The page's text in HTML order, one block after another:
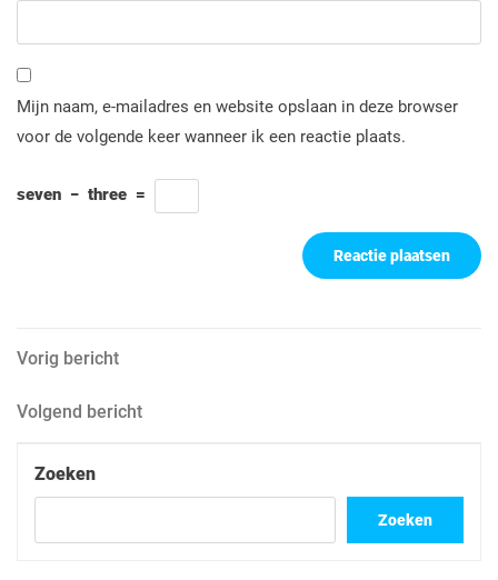
Mijn naam, e-mailadres en website opslaan in deze browser
voor de volgende keer wanneer ik een reactie plaats.
seven − three =
Berichtnavigatie
Vorig
Vorig bericht
Volgend
Volgend bericht
Zoeken
Zoeken